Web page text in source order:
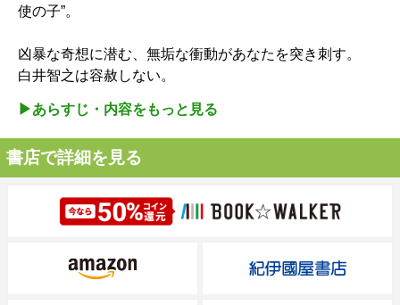
使の子”。
凶暴な奇想に潜む、無垢な衝動があなたを突き刺す。
白井智之は容赦しない。
▶︎あらすじ・内容をもっと見る
書店で詳細を見る